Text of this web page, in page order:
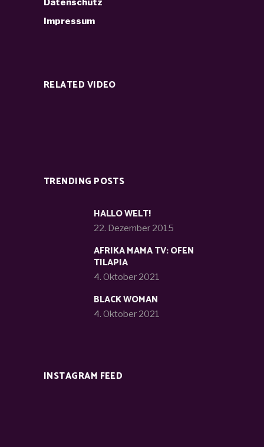
Datenschutz
Impressum
RELATED VIDEO
TRENDING POSTS
HALLO WELT!
22. Dezember 2015
AFRIKA MAMA TV: OFEN
TILAPIA
4. Oktober 2021
BLACK WOMAN
4. Oktober 2021
INSTAGRAM FEED